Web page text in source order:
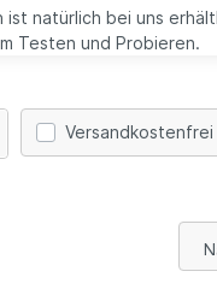
Hill
ist natürlich bei uns
Testen und Probieren.
Versandkostenfrei